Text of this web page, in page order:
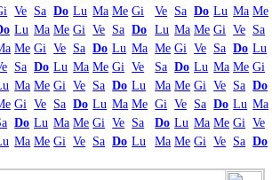
Ve Sa Do Lu Ma Me Gi Ve Sa Do Lu Ma Me
Lu Ma Me Gi Ve Sa Do Lu Ma Me Gi Ve Sa
Me Gi Ve Sa Do Lu Ma Me Gi Ve Sa Do Lu
Sa Do Lu Ma Me Gi Ve Sa Do Lu Ma Me Gi
Ma Me Gi Ve Sa Do Lu Ma Me Gi Ve Sa Do
Gi Ve Sa Do Lu Ma Me Gi Ve Sa Do Lu Ma
Do Lu Ma Me Gi Ve Sa Do Lu Ma Me Gi Ve
Ma Me Gi Ve Sa Do Lu Ma Me Gi Ve Sa Do